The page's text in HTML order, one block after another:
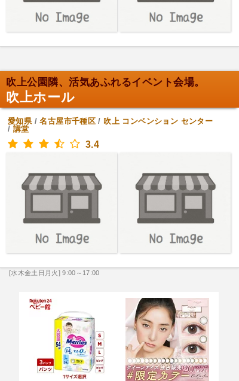
吹上公園隣、活気あふれるイベント会場。
吹上ホール
愛知県/名古屋市千種区 / 吹上 コンベンション センター
/ 講堂
3.4
[水木金土日月火] 9:00～17:00